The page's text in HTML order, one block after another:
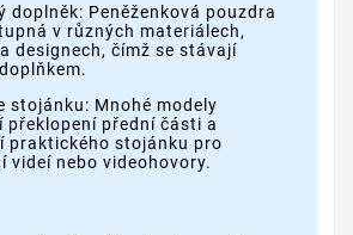
doplněk: Peněženková pouzdra
v různých materiálech,
designech, čímž se stávají
stojánku: Mnohé modely
překlopení přední části a
praktického stojánku pro
videí nebo videohovory.